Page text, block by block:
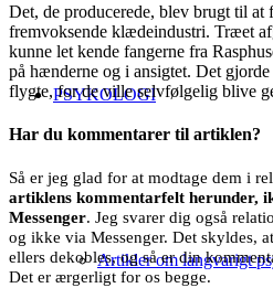
PSYKOLOGI
Artikler om langvarigt
Det, de producerede, blev brugt til at
fremvoksende klædeindustri. Træet
kunne let kende fangerne fra
på hænderne og i ansigtet. Det
flygte, for de ville selvfølgelig blive
Har du kommentarer til artiklen?
Så er jeg glad for at modtage dem i
artiklens kommentarfelt herunder,
Messenger. Jeg svarer dig også
og ikke via Messenger. Det skyldes,
ellers dekobles, og så er din
Det er ærgerligt for os begge.